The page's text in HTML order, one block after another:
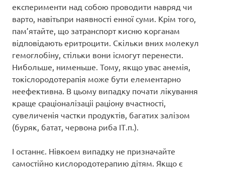
експерименти над собою проводити навряд чи
варто, навітьпри наявності енної суми. Крім того,
пам’ятайте, що затранспорт кисню корганам
відповідають еритроцити. Скільки вних молекул
гемоглобіну, стільки вони ісмогут перенести.
Нибольше, нименьше. Тому, якщо увас анемія,
токіслородотерапія може бути елементарно
неефективна. В цьому випадку почати лікування
краще сраціоналізаціі раціону вчастності,
сувеличенія частки продуктів, багатих залізом
(буряк, батат, червона риба ІТ.п.).
І останнє. Нівкоем випадку не призначайте
самостійно кислородотерапию дітям. Якщо є